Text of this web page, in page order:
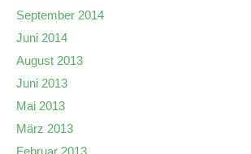
September 2014
Juni 2014
August 2013
Juni 2013
Mai 2013
März 2013
Februar 2013